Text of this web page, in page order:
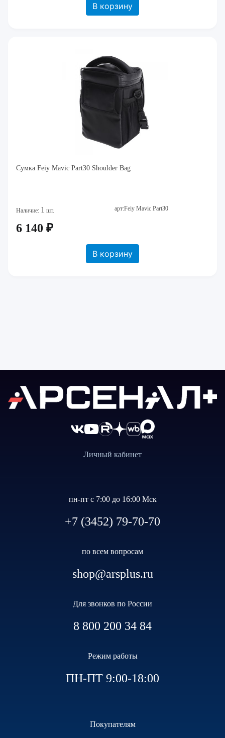
В корзину
Сумка Feiy Mavic Part30 Shoulder Bag
Наличие: 1 шт. арт:Feiy Mavic Part30
6 140 ₽
В корзину
Личный кабинет
пн-пт с 7:00 до 16:00 Мск
+7 (3452) 79-70-70
по всем вопросам
shop@arsplus.ru
Для звонков по России
8 800 200 34 84
Режим работы
ПН-ПТ 9:00-18:00
Покупателям